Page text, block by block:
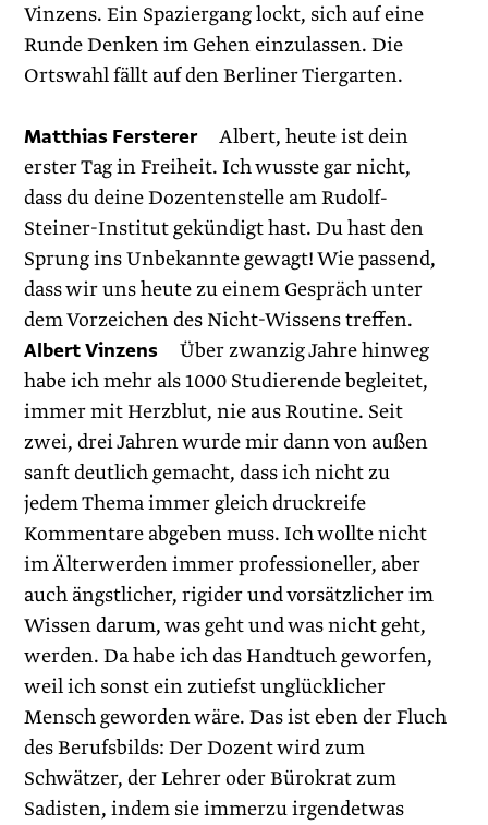
Vinzens. Ein Spaziergang lockt, sich auf eine
Runde Denken im Gehen einzulassen. Die
Ortswahl fällt auf den ­Berliner Tiergarten.
Matthias FerstererAlbert, heute ist dein
erster Tag in Freiheit. Ich wusste gar nicht,
dass du deine Dozentenstelle am Rudolf-
Steiner-Institut gekündigt hast. Du hast den
Sprung ins Unbekannte gewagt! Wie passend,
dass wir uns heute zu einem Gespräch unter
dem Vorzeichen des Nicht-Wissens treffen.
Albert Vinzens Über zwanzig Jahre hinweg
habe ich mehr als 1000 Studierende begleitet,
immer mit Herzblut, nie aus Routine. Seit
zwei, drei Jahren wurde mir dann von außen
sanft deutlich gemacht, dass ich nicht zu
jedem Thema immer gleich druckreife
Kommentare abgeben muss. Ich wollte nicht
im Älterwerden immer professioneller, aber
auch ängstlicher, rigider und vorsätzlicher im
Wissen darum, was geht und was nicht geht,
werden. Da habe ich das Handtuch geworfen,
weil ich sonst ein zutiefst unglücklicher
Mensch geworden wäre. Das ist eben der Fluch
des Berufsbilds: Der Dozent wird zum
Schwätzer, der Lehrer oder Bürokrat zum
Sadisten, indem sie immerzu irgendetwas